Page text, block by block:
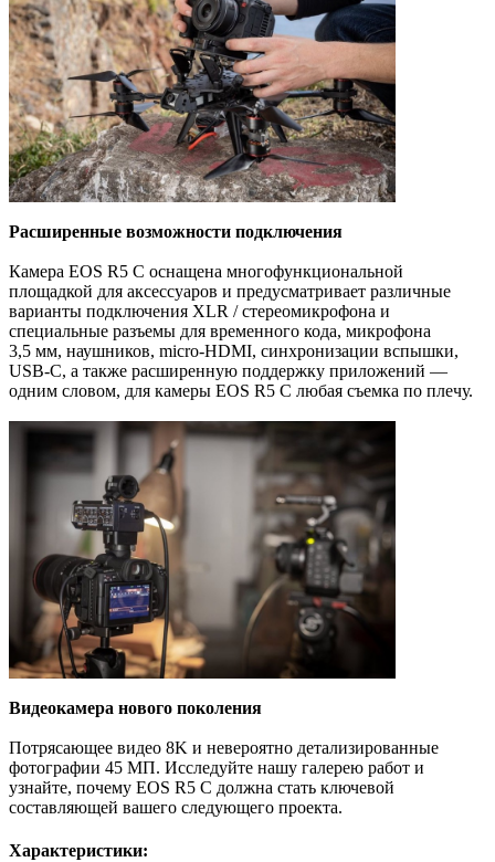
Расширенные возможности подключения
Камера EOS R5 C оснащена многофункциональной
площадкой для аксессуаров и предусматривает различные
варианты подключения XLR / стереомикрофона и
специальные разъемы для временного кода, микрофона
3,5 мм, наушников, micro-HDMI, синхронизации вспышки,
USB-C, а также расширенную поддержку приложений —
одним словом, для камеры EOS R5 C любая съемка по плечу.
Видеокамера нового поколения
Потрясающее видео 8K и невероятно детализированные
фотографии 45 МП. Исследуйте нашу галерею работ и
узнайте, почему EOS R5 C должна стать ключевой
составляющей вашего следующего проекта.
Характеристики: